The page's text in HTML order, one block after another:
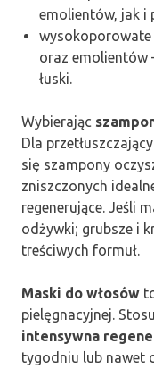
emolientów, jak i
wysokoporowate
oraz emolientów
łuski.
Wybierając
Dla
się szampony
zniszczonych
regenerujące. Jeśli
odżywki; grubsze i
treściwych formuł.
Maski do włosów
pielęgnacyjnej.
intensywna
tygodniu lub nawet